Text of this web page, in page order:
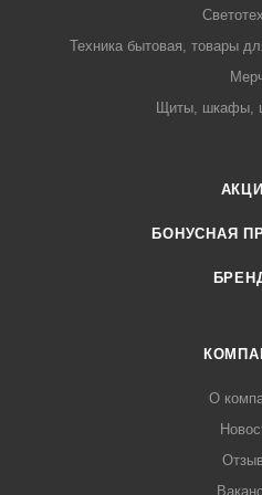
Техника бытовая, товары
Щиты, шкафы,
БОНУСНАЯ
О